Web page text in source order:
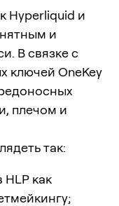
Hyperliquid и
и
В связке с
ключей OneKey
плечом и
так:
как